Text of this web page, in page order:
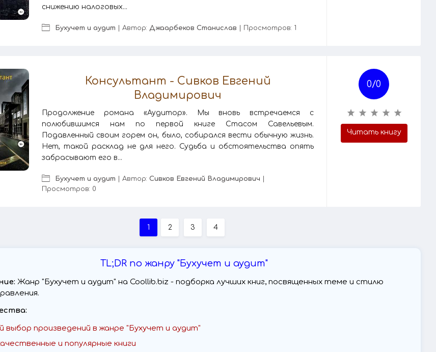
снижению налоговых...
Бухучет и аудит | Автор: Джаарбеков Станислав | Просмотров: 1
Консультант - Сивков Евгений
Владимирович
Продолжение романа «Аудитор». Мы вновь встречаемся с
полюбившимся нам по первой книге Стасом Савельевым.
Подавленный своим горем он, было, собирался вести обычную жизнь.
Нет, такой расклад не для него. Судьба и обстоятельства опять
забрасывают его в...
Бухучет и аудит | Автор: Сивков Евгений Владимирович
Просмотров: 0
0/0
Читать книгу
1 2 3 4
TL;DR по жанру "Бухучет и аудит"
Жанр "Бухучет и аудит" на Coollib.biz - подборка лучших книг, посвященных теме и стилю
выбор произведений в жанре "Бухучет и аудит"
и популярные книги